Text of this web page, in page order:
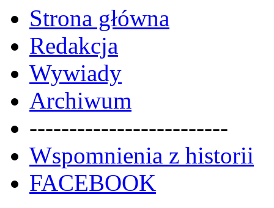
Strona główna
Redakcja
Wywiady
Archiwum
-------------------------
Wspomnienia z historii
FACEBOOK